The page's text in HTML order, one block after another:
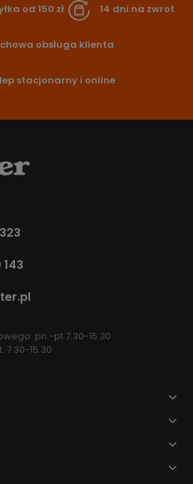
od 150 zł 14 dni na zwrot
obsługa klienta
stacjonarny i online
pn.-pt 7.30-15.30
7.30-15.30